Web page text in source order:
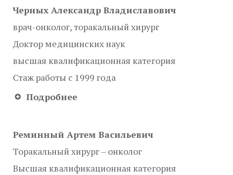
Черных Александр Владиславович
врач-онколог, торакальный хирург
Доктор медицинских наук
высшая квалификационная категория
Стаж работы с 1999 года
Подробнее
Реминный Артем Васильевич
Торакальный хирург – онколог
Высшая квалификационная категория